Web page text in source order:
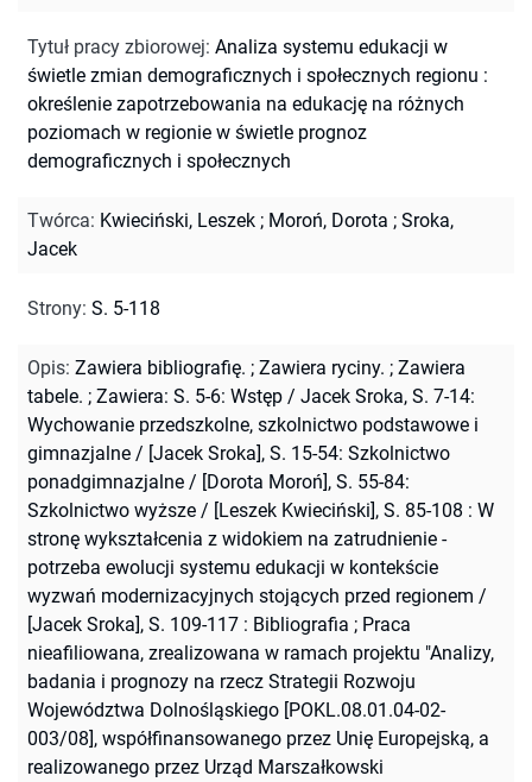
Tytuł pracy zbiorowej: Analiza systemu edukacji w
świetle zmian demograficznych i społecznych regionu :
określenie zapotrzebowania na edukację na różnych
poziomach w regionie w świetle prognoz
demograficznych i społecznych
Twórca: Kwieciński, Leszek ; Moroń, Dorota ; Sroka,
Jacek
Strony: S. 5-118
Opis: Zawiera bibliografię. ; Zawiera ryciny. ; Zawiera
tabele. ; Zawiera: S. 5-6: Wstęp / Jacek Sroka, S. 7-14:
Wychowanie przedszkolne, szkolnictwo podstawowe i
gimnazjalne / [Jacek Sroka], S. 15-54: Szkolnictwo
ponadgimnazjalne / [Dorota Moroń], S. 55-84:
Szkolnictwo wyższe / [Leszek Kwieciński], S. 85-108 : W
stronę wykształcenia z widokiem na zatrudnienie -
potrzeba ewolucji systemu edukacji w kontekście
wyzwań modernizacyjnych stojących przed regionem /
[Jacek Sroka], S. 109-117 : Bibliografia ; Praca
nieafiliowana, zrealizowana w ramach projektu "Analizy,
badania i prognozy na rzecz Strategii Rozwoju
Województwa Dolnośląskiego [POKL.08.01.04-02-
003/08], współfinansowanego przez Unię Europejską, a
realizowanego przez Urząd Marszałkowski